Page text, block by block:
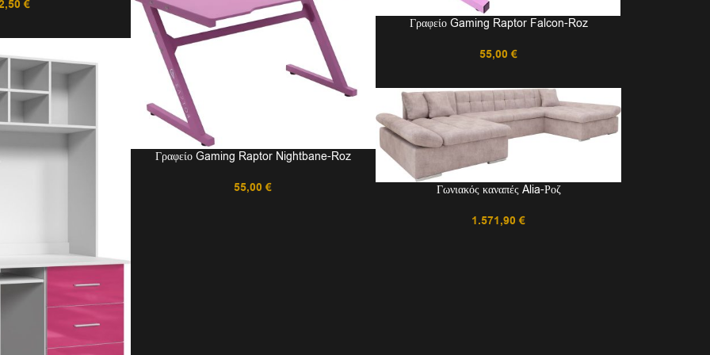
€
Γραφείο Gaming Raptor Falcon-Roz
55,00€
Γραφείο Gaming Raptor Nightbane-Roz
55,00€ Γωνιακός καναπές Alia-Ροζ
1.571,90€